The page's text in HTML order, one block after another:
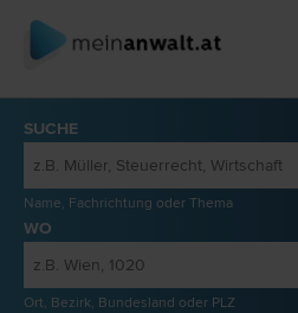
SUCHE
Name, Fachrichtung oder Thema
WO
Ort, Bezirk, Bundesland oder PLZ